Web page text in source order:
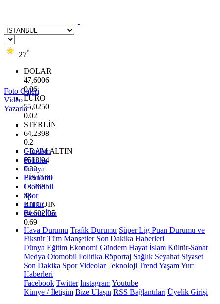
27°
DOLAR
47,6006
0.06
EURO
55,0250
0.02
STERLİN
64,2398
0.2
GRAM ALTIN
6513.94
0.32
BİST100
13.768
48
BITCOIN
64.602,05
0.69
Foto Galeri
Video
Yazarlar
Gündem
Politika
Dünya
Ekonomi
Otomobil
Spor
Kültür
Resmi İlan
Hava Durumu Trafik Durumu Süper Lig Puan Durumu ve
Fikstür Tüm Manşetler Son Dakika Haberleri
Dünya Eğitim Ekonomi Gündem Hayat İslam Kültür-Sanat
Medya Otomobil Politika Röportaj Sağlık Seyahat Siyaset
Son Dakika Spor Videolar Teknoloji Trend YaşamYurt
Haberleri
Facebook Twitter InstagramYoutube
Künye / İletişim Bize Ulaşın RSS Bağlantıları Üyelik Girişi